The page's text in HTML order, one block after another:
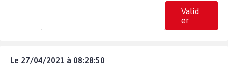
Valid
er
Le 27/04/2021 à 08:28:50